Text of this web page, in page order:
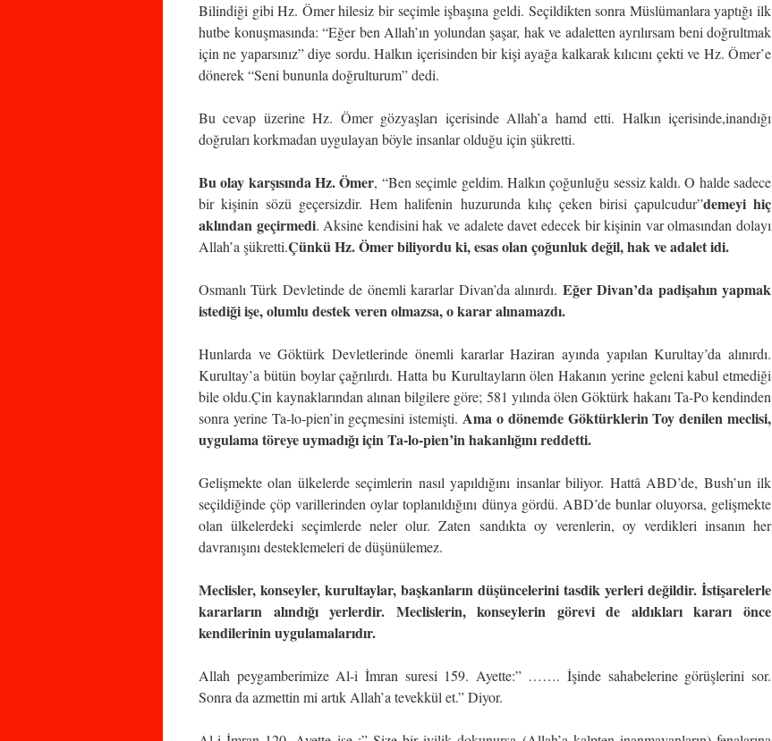
Bilindiği gibi Hz. Ömer hilesiz bir seçimle işbaşına geldi. Seçildikten sonra Müslümanlara yaptığı ilk
hutbe konuşmasında: “Eğer ben Allah’ın yolundan şaşar, hak ve adaletten ayrılırsam beni doğrultmak
için ne yaparsınız” diye sordu. Halkın içerisinden bir kişi ayağa kalkarak kılıcını çekti ve Hz. Ömer’e
dönerek “Seni bununla doğrulturum” dedi.
Bu cevap üzerine Hz. Ömer gözyaşları içerisinde Allah’a hamd etti. Halkın içerisinde,inandığı
doğruları korkmadan uygulayan böyle insanlar olduğu için şükretti.
Bu olay karşısında Hz. Ömer, “Ben seçimle geldim. Halkın çoğunluğu sessiz kaldı. O halde sadece
bir kişinin sözü geçersizdir. Hem halifenin huzurunda kılıç çeken birisi çapulcudur”demeyi hiç
aklından geçirmedi. Aksine kendisini hak ve adalete davet edecek bir kişinin var olmasından dolayı
Allah’a şükretti.Çünkü Hz. Ömer biliyordu ki, esas olan çoğunluk değil, hak ve adalet idi.
Osmanlı Türk Devletinde de önemli kararlar Divan’da alınırdı. Eğer Divan’da padişahın yapmak
istediği işe, olumlu destek veren olmazsa, o karar alınamazdı.
Hunlarda ve Göktürk Devletlerinde önemli kararlar Haziran ayında yapılan Kurultay’da alınırdı.
Kurultay’a bütün boylar çağrılırdı. Hatta bu Kurultayların ölen Hakanın yerine geleni kabul etmediği
bile oldu.Çin kaynaklarından alınan bilgilere göre; 581 yılında ölen Göktürk hakanı Ta-Po kendinden
sonra yerine Ta-lo-pien’in geçmesini istemişti. Ama o dönemde Göktürklerin Toy denilen meclisi,
uygulama töreye uymadığı için Ta-lo-pien’in hakanlığını reddetti.
Gelişmekte olan ülkelerde seçimlerin nasıl yapıldığını insanlar biliyor. Hattâ ABD’de, Bush’un ilk
seçildiğinde çöp varillerinden oylar toplanıldığını dünya gördü. ABD’de bunlar oluyorsa, gelişmekte
olan ülkelerdeki seçimlerde neler olur. Zaten sandıkta oy verenlerin, oy verdikleri insanın her
davranışını desteklemeleri de düşünülemez.
Meclisler, konseyler, kurultaylar, başkanların düşüncelerini tasdik yerleri değildir. İstişarelerle
kararların alındığı yerlerdir. Meclislerin, konseylerin görevi de aldıkları kararı önce
kendilerinin uygulamalarıdır.
Allah peygamberimize Al-i İmran suresi 159. Ayette:” ……. İşinde sahabelerine görüşlerini sor.
Sonra da azmettin mi artık Allah’a tevekkül et.” Diyor.